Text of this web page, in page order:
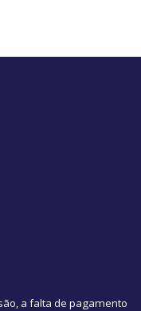
a falta de pagamento